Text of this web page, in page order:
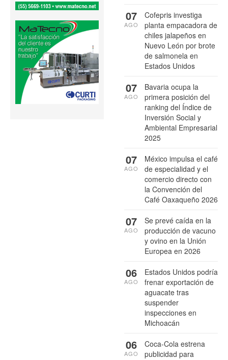
Cofepris investiga
planta empacadora de
chiles jalapeños en
Nuevo León por brote
de salmonela en
Estados Unidos
07
AGO
Bavaria ocupa la
primera posición del
ranking del Índice de
Inversión Social y
Ambiental Empresarial
2025
07
AGO
México impulsa el café
de especialidad y el
comercio directo con
la Convención del
Café Oaxaqueño 2026
07
AGO
Se prevé caída en la
producción de vacuno
y ovino en la Unión
Europea en 2026
07
AGO
Estados Unidos podría
frenar exportación de
aguacate tras
suspender
inspecciones en
Michoacán
06
AGO
Coca-Cola estrena
publicidad para
06
AGO